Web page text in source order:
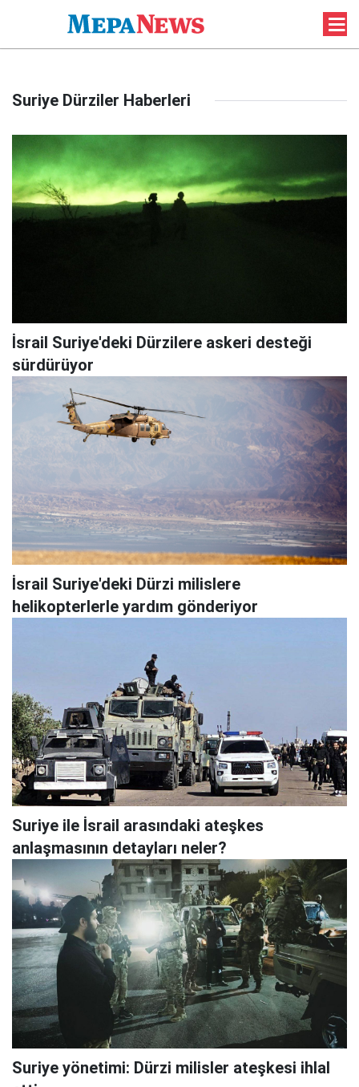
Suriye Dürziler Haberleri
İsrail Suriye'deki Dürzilere askeri desteği
sürdürüyor
İsrail Suriye'deki Dürzi milislere
helikopterlerle yardım gönderiyor
Suriye ile İsrail arasındaki ateşkes
anlaşmasının detayları neler?
Suriye yönetimi: Dürzi milisler ateşkesi ihlal